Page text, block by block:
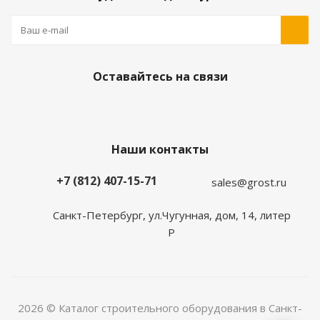
Оставайтесь на связи
Наши контакты
+7 (812) 407-15-71
sales@grost.ru
Санкт-Петербург, ул.Чугунная, дом, 14, литер
Р
2026 © Каталог строительного оборудования в Санкт-